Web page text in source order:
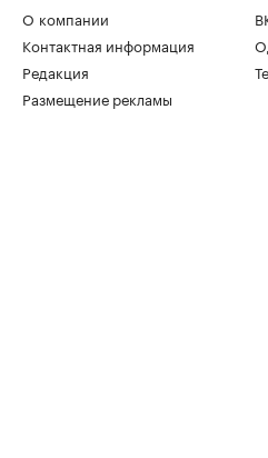
О компании
Контактная информация
Редакция
Размещение рекламы